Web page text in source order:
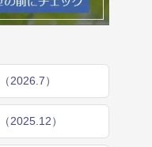
2026.7）
2025.12）